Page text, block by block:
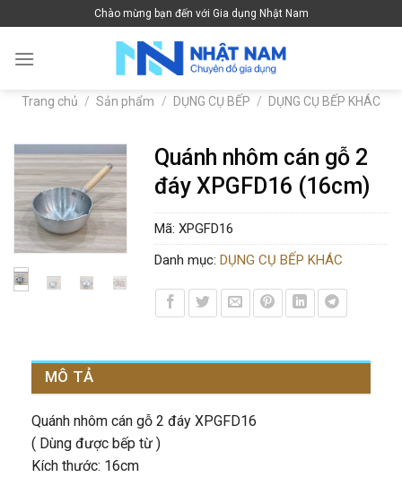
to
content
Chào mừng bạn đến với Gia dụng Nhật Nam
Trang chủ / Sản phẩm / DỤNG CỤ BẾP / DỤNG CỤ BẾP KHÁC
Quánh nhôm cán gỗ 2
đáy XPGFD16 (16cm)
Mã: XPGFD16
Danh mục: DỤNG CỤ BẾP KHÁC
MÔ TẢ
Quánh nhôm cán gỗ 2 đáy XPGFD16
( Dùng được bếp từ )
Kích thước: 16cm